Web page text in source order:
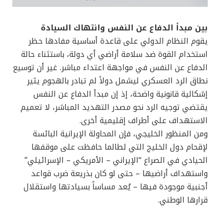
بين مبدأ الدفاع عن النفس وانتهاك السيادة
يقوم النظام الدولي على قاعدة أساسية مفادها حظر
استخدام القوة ضد سلامة أراضي أي دولة، باستثناء حالة
الدفاع عن النفس في مواجهة اعتداء مباشر. غير أن توسيع
نطاق الرد العسكري ليشمل دولاً لم تبادر بالهجوم يثير
إشكالية قانونية واضحة، إذ إن مبدأ الدفاع عن النفس
يقتضي توجيه الرد نحو مصدر التهديد المباشر، لا تعميم
الاستهداف على أطراف إقليمية أخرى.
ومن المنظور الخليجي، فإن المحاولة الإيرانية البائسة
لإقحام دول الخليج التي لطالما حافظت على موقفها
الحيادي في الصراع “الإيراني – الأمريكي – الإسرائيلي”
واستهداف أراضيها – حتى لو كان بذريعة ضرب قواعد
أجنبية موجودة فيها – يُعد مساساً بسيادتها واستقلال
قرارها الوطني.